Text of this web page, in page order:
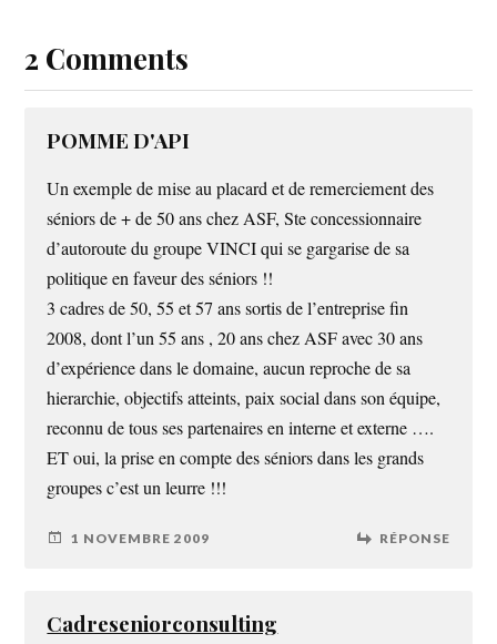
2 Comments
POMME D'API
Un exemple de mise au placard et de remerciement des
séniors de + de 50 ans chez ASF, Ste concessionnaire
d’autoroute du groupe VINCI qui se gargarise de sa
politique en faveur des séniors !!
3 cadres de 50, 55 et 57 ans sortis de l’entreprise fin
2008, dont l’un 55 ans , 20 ans chez ASF avec 30 ans
d’expérience dans le domaine, aucun reproche de sa
hierarchie, objectifs atteints, paix social dans son équipe,
reconnu de tous ses partenaires en interne et externe ….
ET oui, la prise en compte des séniors dans les grands
groupes c’est un leurre !!!
1 NOVEMBRE 2009 RÉPONSE
Cadreseniorconsulting